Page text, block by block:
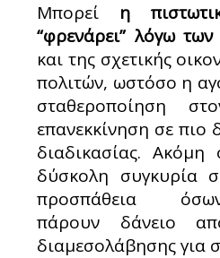
Μπορεί η
“φρενάρει” λόγω
και της σχετικής
πολιτών, ωστόσο η
σταθεροποίηση
επανεκκίνηση σε πιο
διαδικασίας.
δύσκολη συγκυρία
προσπάθεια
πάρουν δάνειο
διαμεσολάβησης για